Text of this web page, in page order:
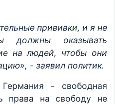
прививки, и я не
должны оказывать
на людей, чтобы они
- заявил политик.
- свободная
права на свободу не